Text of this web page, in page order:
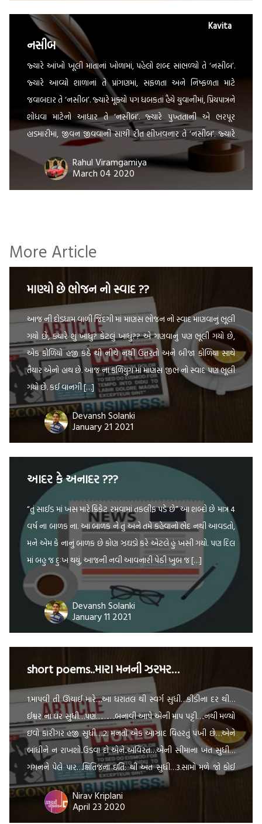
Kavita
નસીબ
જ્યારે આંખો ખૂલી માતાનાં ખોળામાં, પહેલો શબ્દ સાંભળ્યો તે ‘નસીબ’.
જ્યારે આવ્યો શાળાનાં તે પ્રાંગણમાં, સફળતા અને નિષ્ફળતા માટે
જવાબદાર તે ‘નસીબ’. જ્યારે મૂક્યો પગ ધબકતાં હૈયે યુવાનીમાં, પ્રિયપાત્રને
શોધવા માટેનો આધાર તે ‘નસીબ’. જ્યારે પુખ્તતાની એ ભરપૂર
હાડમારીમાં, જીવન જીવવાની સાચી રીત શીખવનાર તે ‘નસીબ’. જ્યારે
વૃદ્ધાવસ્થાની એ લાચાર આંખોમાં, કોઈ એક આશા સાથે […]
Rahul Viramgamiya
March 04 2020
More Article
માણ્યો છે ભોજન નો સ્વાદ ??
આજ ની દોડધામ વાળી જિંદગી માં માણસ ભોજન નો સ્વાદ માણવાનું ભૂલી
ગયો છે, ક્યારે શું ખાધું? કેટલું ખાધું?? એ ગણવાનું પણ ભૂલી ગયો છે,
એક કોળિયો હજી કંઠે થી નીચે નથી ઉતરતો અને બીજા કોળિયા સાથે
તૈયાર એનો હાથ છે. આજ ના કળિયુગ માં માણસ જીભ નો સ્વાદ પણ ભૂલી
ગયો છે. કઈ વાનગી […]
Devansh Solanki
January 21 2021
આદર કે અનાદર ???
“તું સાઈડ માં ખસ મારે ક્રિકેટ રમવામાં તકલીફ પડે છે” આ શબ્દો છે માત્ર 4
વર્ષ ના બાળક ના. આ બાળક ને તું અને તમે કહેવાનો ભેદ નથી આવડતો,
મને એમ કે નાનું બાળક છે કોણ ઝઘડો કરે એટલે હું ખસી ગયો. પણ દિલ
માં બહુ જ દુઃખ થયું, આજની નવી આવનારી પેઠી ખુબ જ […]
Devansh Solanki
January 11 2021
short poems..મારા મનની ઝરમર…
1.માપવી તી ઊંચાઈ મારે…આ ધરાતલ થી સ્વર્ગ સુધી…કીડીના દર થી…
ઈશ્વર ના ઘર સુધી…પણ……….બનાવી આપે એની માપ પટ્ટી….નથી મળ્યો
ઇવો કારીગર હજી સુધી….2. મનતો એક આઝાદ વિહરતું પંખી છે…એને
બાંધીને ન રાખશો..ઉડવા દો એને..અવિરત…એની સીમાના ખંત સુધી…
ગગનને પેલે પાર…ક્ષિતિજના ઇતિ: થી અંત સુધી…3.સામો મળે જો કોઈ
તો..અને વાત જો નીકળે…લોકો કહે…દોસ્ત યે અંદાજ બહુત સચ્ચા […]
Nirav Kriplani
April 23 2020